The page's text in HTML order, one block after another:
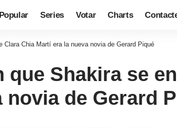
Popular Series Votar Charts
Clara Chia Martí era la nueva novia de Gerard Piqué
que Shakira se
de Gerard